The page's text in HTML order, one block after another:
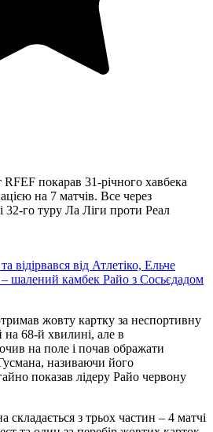
покарав 31-річного хавбека
на 7 матчів. Все через
32-го туру Ла Ліги проти Реал
відірвався від Атлетіко, Ельче
– шалений камбек Райо з Сосьєдадом
жовту картку за неспортивну
на 68-й хвилині, але в
на поле і почав ображати
називаючи його
показав лідеру Райо червону
складається з трьох частин – 4 матчі